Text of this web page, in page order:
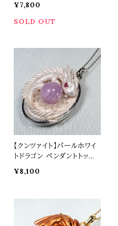
然石 パワーストーン t0576
¥7,800
SOLD OUT
【クンツァイト】パールホワイ
トドラゴン ペンダントトップ
然石 パワーストーン t0573
¥8,100